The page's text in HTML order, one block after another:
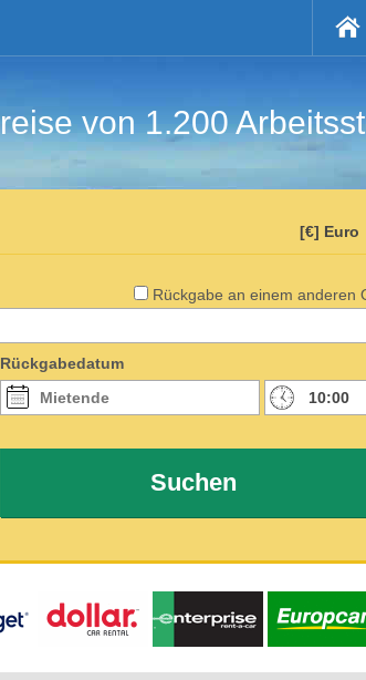
von 1.200
Rückgabe an einem anderen
Rückgabedatum
Suchen